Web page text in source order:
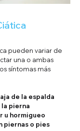
pueden variar de
una o ambas
síntomas más
de la espalda
la pierna
u hormigueo
piernas o pies